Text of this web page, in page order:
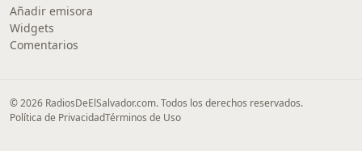
Añadir emisora
Widgets
Comentarios
© 2026 RadiosDeElSalvador.com. Todos los derechos reservados.
Política de PrivacidadTérminos de Uso